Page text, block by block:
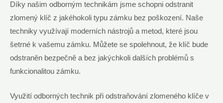
Díky našim odborným technikám jsme schopni odstranit
zlomený klíč z jakéhokoli typu zámku bez poškození. Naše
techniky využívají moderních nástrojů a metod, které jsou
šetrné k vašemu zámku. Můžete se spolehnout, že klíč bude
odstraněn bezpečně a bez jakýchkoli dalších problémů s
funkcionalitou zámku.
Využití odborných technik při odstraňování zlomeného klíče v